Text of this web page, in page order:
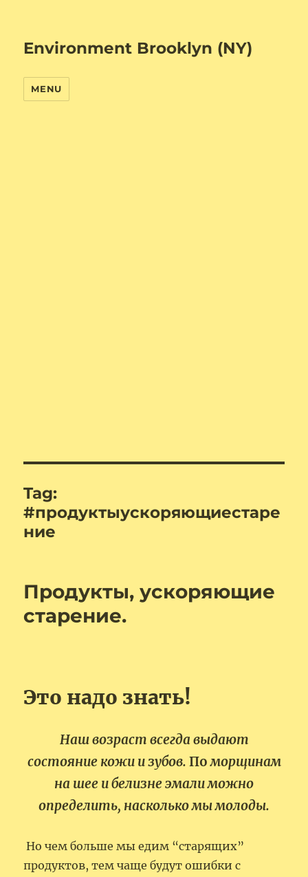
Environment Brooklyn (NY)
MENU
Tag:
#продуктыускоряющиестаре
ние
Продукты, ускоряющие
старение.
Это надо знать!
Наш возраст всегда выдают
состояние кожи и зубов. Поморщинам
на шее и белизне эмали можно
определить, насколько мы молоды.
Но чем больше мы едим “старящих”
продуктов, тем чаще будут ошибки с